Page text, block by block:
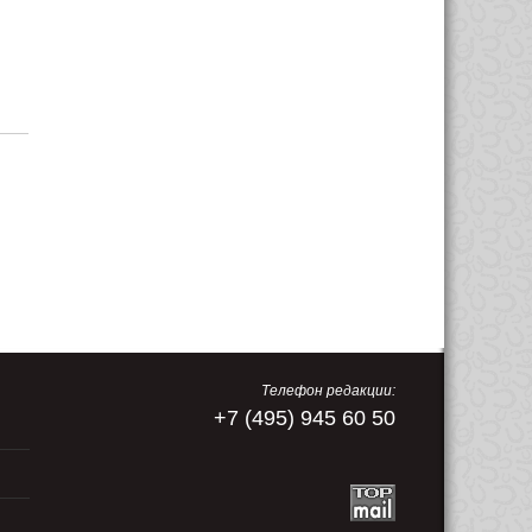
Телефон редакции:
+7 (495) 945 60 50